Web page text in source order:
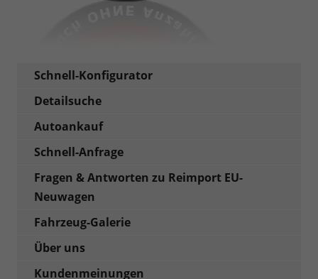
Schnell-Konfigurator
Detailsuche
Autoankauf
Schnell-Anfrage
Fragen & Antworten zu Reimport EU-
Neuwagen
Fahrzeug-Galerie
Über uns
Kundenmeinungen